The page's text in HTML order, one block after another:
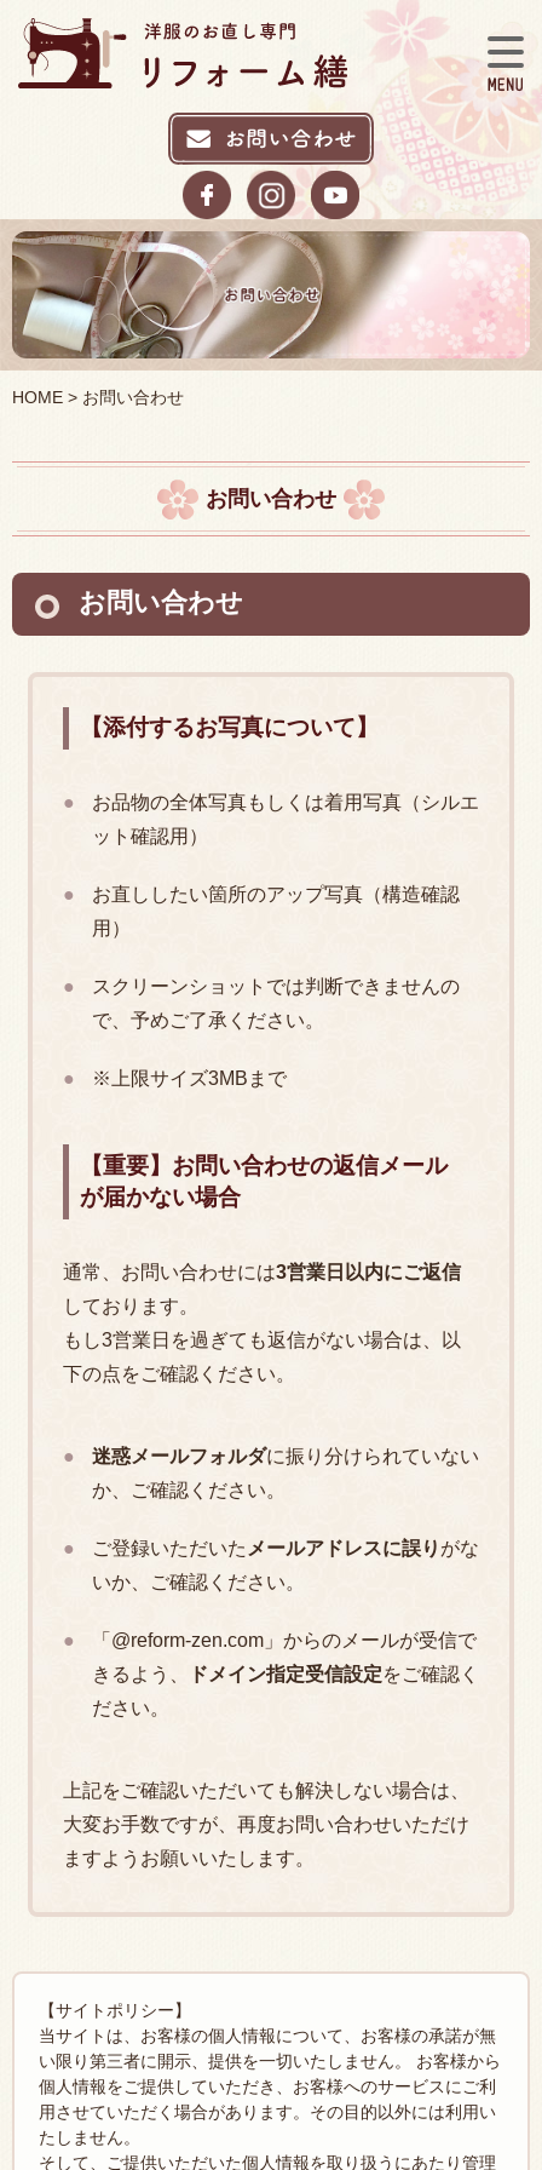
HOME > お問い合わせ
お問い合わせ
お問い合わせ
【添付するお写真について】
お品物の全体写真もしくは着用写真（シルエ
ット確認用）
お直ししたい箇所のアップ写真（構造確認
用）
スクリーンショットでは判断できませんの
で、予めご了承ください。
※上限サイズ3MBまで
【重要】お問い合わせの返信メール
が届かない場合
通常、お問い合わせには3営業日以内にご返信
しております。
もし3営業日を過ぎても返信がない場合は、以
下の点をご確認ください。
迷惑メールフォルダに振り分けられていない
か、ご確認ください。
ご登録いただいた メールアドレスに誤り がな
いか、ご確認ください。
「@reform-zen.com」からのメールが受信で
きるよう、
ドメイン指定受信設定をご確認く
ださい。
上記をご確認いただいても解決しない場合は、
大変お手数ですが、再度お問い合わせいただけ
ますようお願いいたします。
【サイトポリシー】
当サイトは、お客様の個人情報について、お客様の承諾が無
い限り第三者に開示、提供を一切いたしません。
お客様から
個人情報をご提供していただき、お客様へのサービスにご利
用させていただく場合があります。その目的以外には利用い
たしません。
そして、ご提供いただいた個人情報を取り扱うにあたり管理